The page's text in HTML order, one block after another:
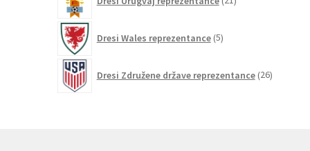
izdelkov
Dresi Wales reprezentance 5izdelkov
Dresi Združene države reprezentance 26izdelkov